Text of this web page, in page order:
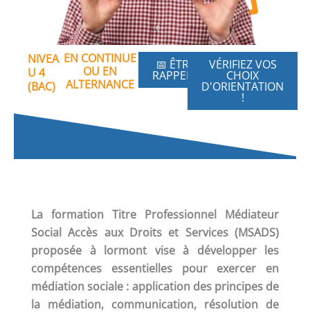
NIVEA
U 4
(BAC)
EN CONTINUE
OU EN
ALTERNANCE
📅 ÊTRE
RAPPELÉ
VÉRIFIEZ VOS
CHOIX
D'ORIENTATION
!
La formation Titre Professionnel Médiateur
Social Accès aux Droits et Services (MSADS)
proposée à lormont vise à développer les
compétences essentielles pour exercer en
médiation sociale : application des principes de
la médiation, communication, résolution de